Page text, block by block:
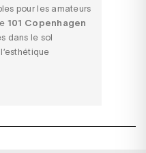
pour les amateurs
101 Copenhagen
dans le sol